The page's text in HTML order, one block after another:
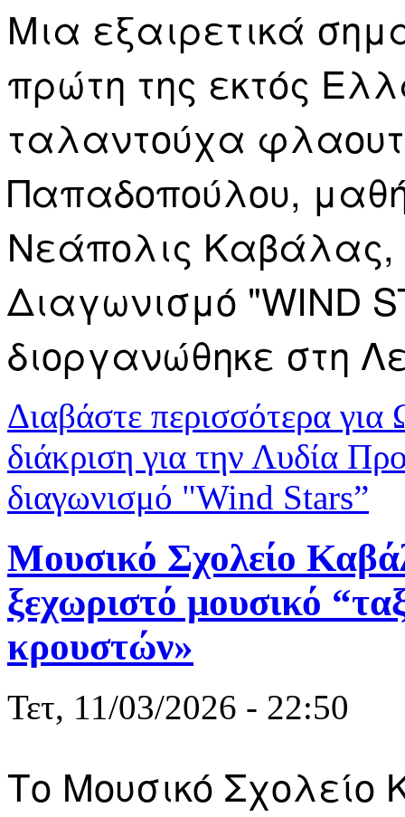
Μια εξαιρετικά
πρώτη της εκτός
ταλαντούχα
Παπαδοπούλου,
Νεάπολις Καβάλας,
Διαγωνισμό "WIND
διοργανώθηκε στη
Διαβάστε περισσότερα για
διάκριση για την Λυδία
διαγωνισμό "Wind Stars”
Μουσικό Σχολείο
ξεχωριστό μουσικό
κρουστών»
Τετ, 11/03/2026 - 22:50
Το Μουσικό